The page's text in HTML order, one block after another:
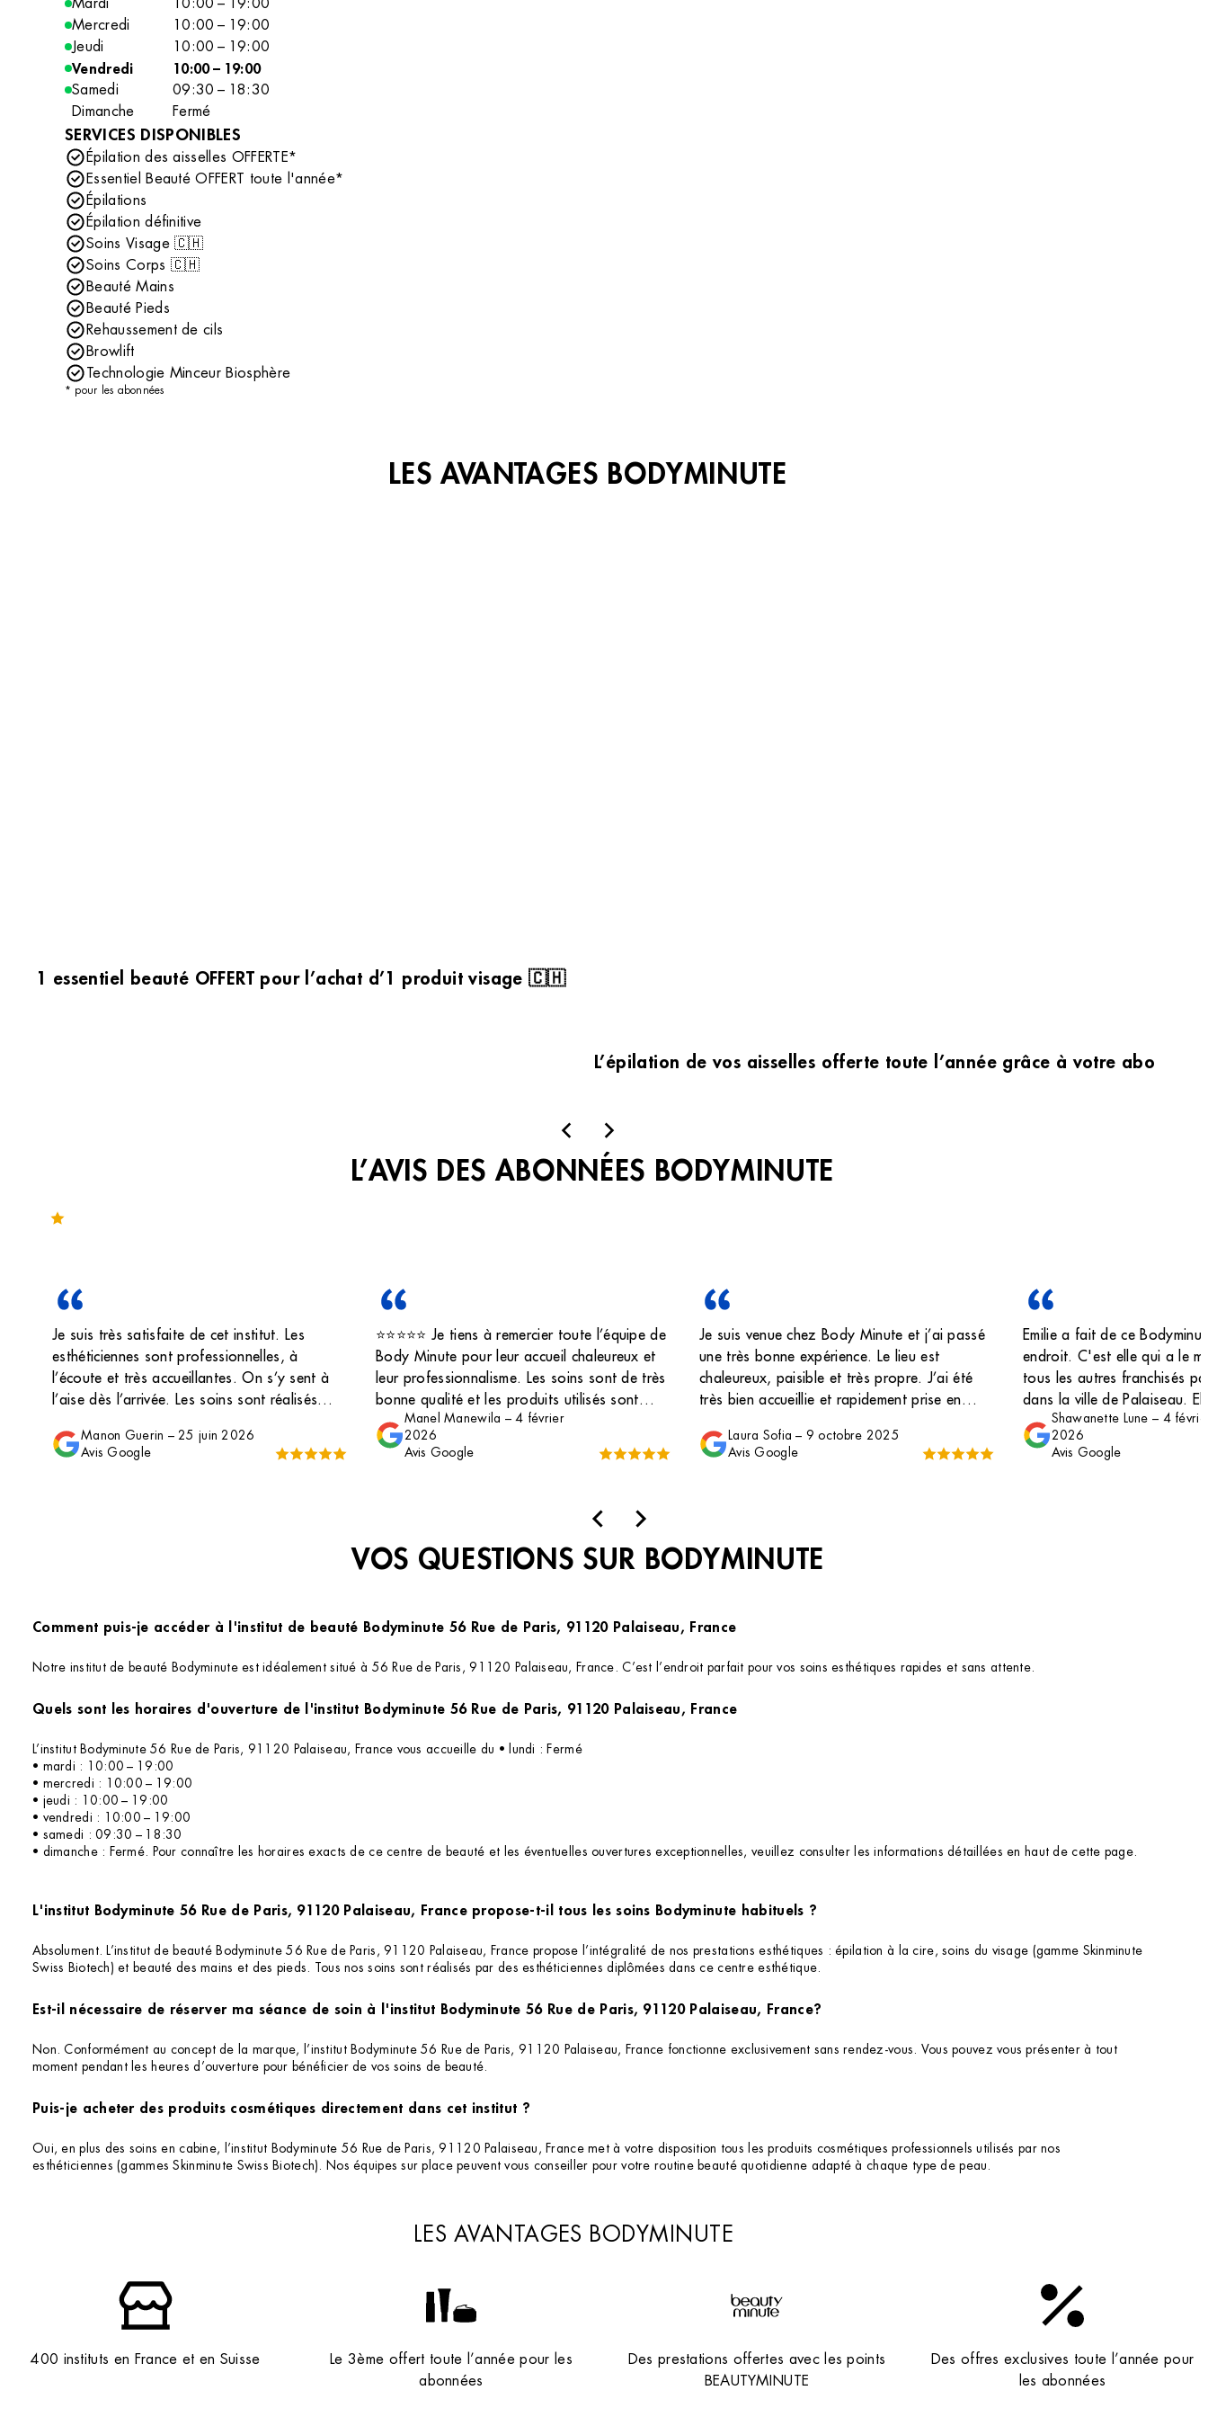
Mercredi
10:00 – 19:00
Jeudi
10:00 – 19:00
Vendredi
10:00 – 19:00
Samedi
09:30 – 18:30
Dimanche
Fermé
SERVICES DISPONIBLES
Épilation des aisselles OFFERTE*
Essentiel Beauté OFFERT toute l'année*
Épilations
Épilation définitive
Soins Visage 🇨🇭
Soins Corps 🇨🇭
Beauté Mains
Beauté Pieds
Rehaussement de cils
Browlift
Technologie Minceur Biosphère
* pour les abonnées
LES AVANTAGES BODYMINUTE
1 essentiel beauté OFFERT pour l’achat d’1 produit visage 🇨🇭
L’épilation de vos aisselles offerte toute l’année grâce à votre
L’AVIS DES ABONNÉES BODYMINUTE
Je suis très satisfaite de cet institut. Les
esthéticiennes sont professionnelles, à
l’écoute et très accueillantes. On s’y sent à
l’aise dès l’arrivée. Les soins sont réalisés
institut sans hésitation !
Manon Guerin –25 juin 2026
Avis Google
⭐️⭐️⭐️⭐️⭐ Je tiens à remercier toute l’équipe de
Body Minute pour leur accueil chaleureux et
leur professionnalisme. Les soins sont de très
bonne qualité et les produits utilisés sont
excellents, efficaces et agréables à utiliser.
J’ai vraiment apprécié mon expérience,
l’institut est propre, bien organisé et le
Body Minute sans hésitation pour la qualité
de leurs services et de leurs produits.
Manel Manewila –4 février
2026
Avis Google
Je suis venue chez Body Minute et j’ai passé
une très bonne expérience. Le lieu est
chaleureux, paisible et très propre. J’ai été
très bien accueillie et rapidement prise en
à la cire, moi qui suis plutôt douillette, ça
s’est étonnamment bien passé ! Un grand
astuces à faire à la maison. Rien à dire, je
suis très satisfaite !
Laura Sofia – 9 octobre 2025
Avis Google
Emilie a fait de ce
endroit. C'est elle qui a le
tous les autres franchisés
dans la ville de Palaiseau.
ses clientes et elle a une
Ambre, Manon). A faire
que pour l'épilation ^^ les
Shawanette Lune – 4
2026
Avis Google
VOS QUESTIONS SUR BODYMINUTE
Comment puis-je accéder à l'institut de beauté Bodyminute 56 Rue de Paris, 91120 Palaiseau, France
Notre institut de beauté Bodyminute est idéalement situé à 56 Rue de Paris, 91120 Palaiseau, France. C’est l’endroit parfait pour vos soins esthétiques rapides et sans attente.
Quels sont les horaires d'ouverture de l'institut Bodyminute 56 Rue de Paris, 91120 Palaiseau, France
L’institut Bodyminute 56 Rue de Paris, 91120 Palaiseau, France vous accueille du • lundi : Fermé
• mardi : 10:00 – 19:00
• mercredi : 10:00 – 19:00
• jeudi : 10:00 – 19:00
• vendredi : 10:00 – 19:00
• samedi : 09:30 – 18:30
• dimanche : Fermé. Pour connaître les horaires exacts de ce centre de beauté et les éventuelles ouvertures exceptionnelles, veuillez consulter les informations détaillées en haut de cette page.
L'institut Bodyminute 56 Rue de Paris, 91120 Palaiseau, France propose-t-il tous les soins Bodyminute habituels ?
Absolument. L’institut de beauté Bodyminute 56 Rue de Paris, 91120 Palaiseau, France propose l’intégralité de nos prestations esthétiques : épilation à la cire, soins du visage (gamme Skinminute
Swiss Biotech) et beauté des mains et des pieds. Tous nos soins sont réalisés par des esthéticiennes diplômées dans ce centre esthétique.
Est-il nécessaire de réserver ma séance de soin à l'institut Bodyminute 56 Rue de Paris, 91120 Palaiseau, France?
Non. Conformément au concept de la marque, l’institut Bodyminute 56 Rue de Paris, 91120 Palaiseau, France fonctionne exclusivement sans rendez-vous. Vous pouvez vous présenter à tout
moment pendant les heures d’ouverture pour bénéficier de vos soins de beauté.
Puis-je acheter des produits cosmétiques directement dans cet institut ?
Oui, en plus des soins en cabine, l’institut Bodyminute 56 Rue de Paris, 91120 Palaiseau, France met à votre disposition tous les produits cosmétiques professionnels utilisés par nos
esthéticiennes (gammes Skinminute Swiss Biotech). Nos équipes sur place peuvent vous conseiller pour votre routine beauté quotidienne adapté à chaque type de peau.
LES AVANTAGES BODYMINUTE
400 instituts en France et en Suisse
Le 3ème offert toute l’année pour les
abonnées
Des prestations offertes avec les points
BEAUTYMINUTE
Des offres exclusives toute l’année pour
les abonnées